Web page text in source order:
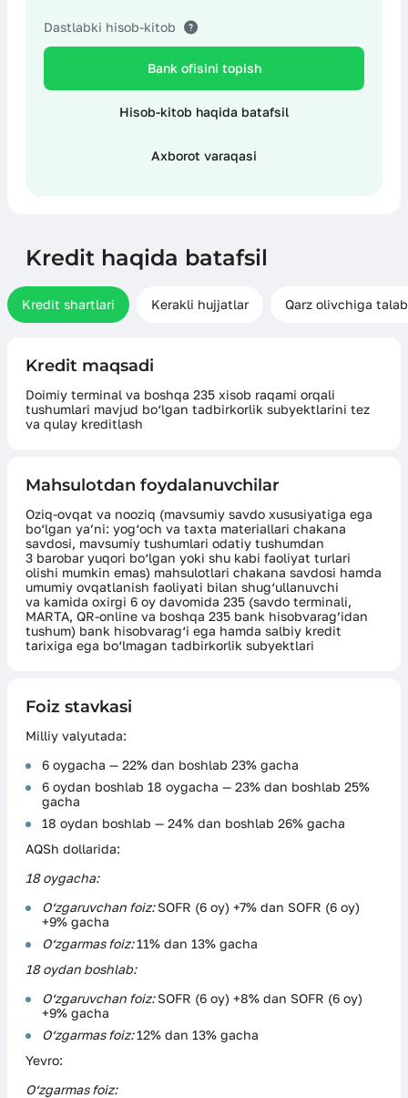
Dastlabki hisob-kitob
Bank ofisini topish
Hisob-kitob haqida batafsil
Axborot varaqasi
Kredit haqida batafsil
Kredit shartlari Kerakli hujjatlar Qarz olivchiga
Kredit maqsadi
Doimiy terminal va boshqa 235 xisob raqami orqali
tushumlari mavjud bo‘lgan tadbirkorlik subyektlarini tez
va qulay kreditlash
Mahsulotdan foydalanuvchilar
Oziq-ovqat va nooziq (mavsumiy savdo xususiyatiga ega
bo‘lgan ya’ni: yog‘och va taxta materiallari chakana
savdosi, mavsumiy tushumlari odatiy tushumdan
3 barobar yuqori bo‘lgan yoki shu kabi faoliyat turlari
olishi mumkin emas) mahsulotlari chakana savdosi hamda
umumiy ovqatlanish faoliyati bilan shug‘ullanuvchi
va kamida oxirgi 6 oy davomida 235 (savdo terminali,
MARTA, QR-online va boshqa 235 bank hisobvarag’idan
tushum) bank hisobvarag‘i ega hamda salbiy kredit
tarixiga ega bo‘lmagan tadbirkorlik subyektlari
Foiz stavkasi
Milliy valyutada:
6 oygacha — 22% dan boshlab 23% gacha
6 oydan boshlab 18 oygacha — 23% dan boshlab 25%
gacha
18 oydan boshlab — 24% dan boshlab 26% gacha
AQSh dollarida:
18 oygacha:
O‘zgaruvchan foiz:SOFR (6 oy) +7% dan SOFR (6 oy)
+9% gacha
O‘zgarmas foiz:11% dan 13% gacha
18 oydan boshlab:
O‘zgaruvchan foiz:SOFR (6 oy) +8% dan SOFR (6 oy)
+9% gacha
O‘zgarmas foiz:12% dan 13% gacha
Yevro:
O‘zgarmas foiz: